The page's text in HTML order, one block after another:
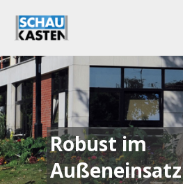
Robust im
Außeneinsatz